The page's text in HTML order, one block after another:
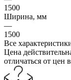
1500
Ширина, мм
—
1500
Все
Цена
отличаться от цен